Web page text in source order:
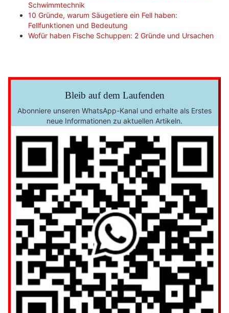
Schwimmtechnik
10 Gründe, warum Säugetiere ein Fell haben:
Fellfunktionen und Bedeutung
Wofür haben Fische Schuppen: 2 Gründe und Ursachen
Bleib auf dem Laufenden
Abonniere unseren WhatsApp-Kanal und erhalte als Erstes
neue Informationen zu aktuellen Artikeln.